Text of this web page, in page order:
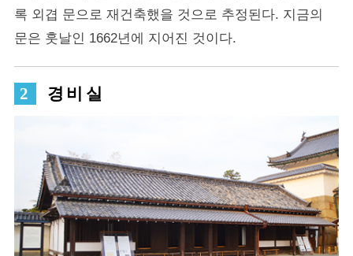
록 외겹 문으로 재건축했을 것으로 추정된다. 지금의
문은 훗날인 1662년에 지어진 것이다.
경비실